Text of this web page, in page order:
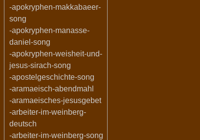
-apokryphen-makkabaeer-
song
-apokryphen-manasse-
daniel-song
-apokryphen-weisheit-und-
jesus-sirach-song
-apostelgeschichte-song
-aramaeisch-abendmahl
-aramaeisches-jesusgebet
-arbeiter-im-weinberg-
deutsch
-arbeiter-im-weinberg-song